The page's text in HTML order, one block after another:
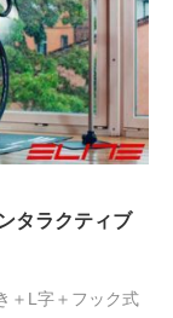
タラクティブ
＋L字＋フック式